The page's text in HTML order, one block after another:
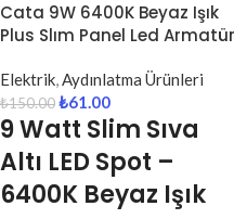
Cata 9W 6400K Beyaz Işık
Plus Slım Panel Led Armatür
Elektrik,Aydınlatma Ürünleri
₺150.00₺61.00
9 Watt Slim Sıva
Altı LED Spot –
6400K Beyaz Işık